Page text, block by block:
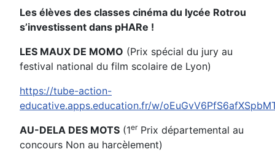
Les élèves des classes cinéma du lycée Rotrou
s’investissent dans pHARe !
LES MAUX DE MOMO (Prix spécial du jury au
festival national du film scolaire de Lyon)
https://tube-action-
educative.apps.education.fr/w/
AU-DELA DES MOTS (1erPrix départemental au
concours Non au harcèlement)